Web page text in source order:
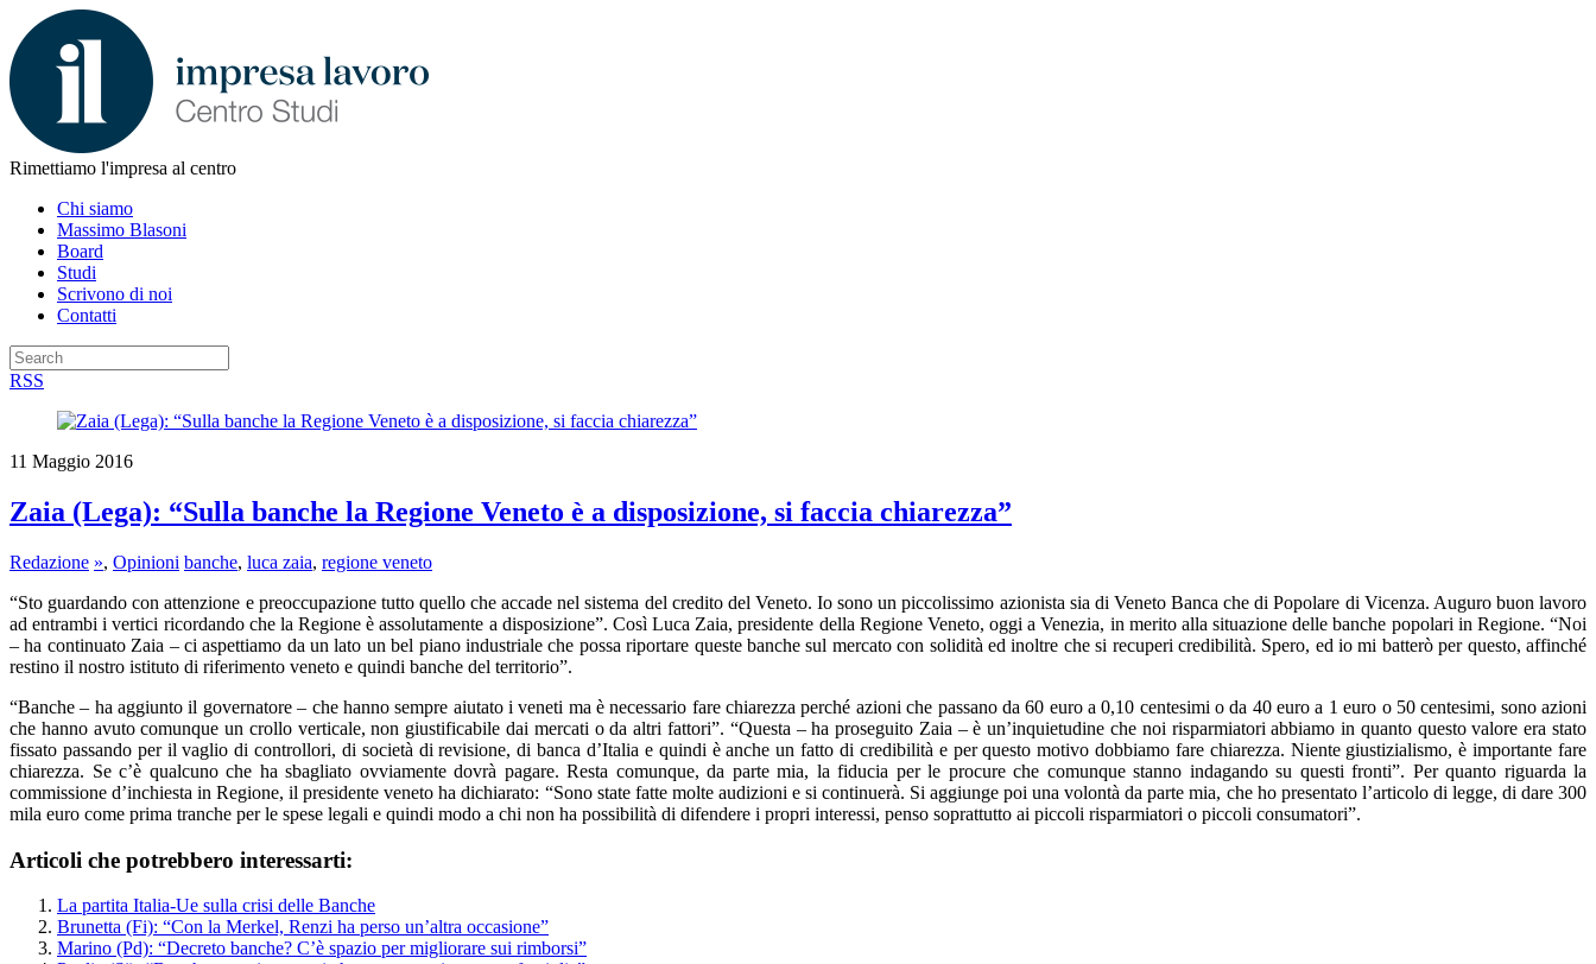
Rimettiamo l'impresa al centro
Chi siamo
Massimo Blasoni
Board
Studi
Scrivono di noi
Contatti
RSS
11 Maggio 2016
Zaia (Lega): “Sulla banche la Regione Veneto è a disposizione, si faccia chiarezza”
Redazione », Opinioni banche, luca zaia, regione veneto
“Sto guardando con attenzione e preoccupazione tutto quello che accade nel sistema del credito del Veneto. Io sono un piccolissimo azionista sia di Veneto Banca che di Popolare di Vicenza. Auguro buon lavoro
ad entrambi i vertici ricordando che la Regione è assolutamente a disposizione”. Così Luca Zaia, presidente della Regione Veneto, oggi a Venezia, in merito alla situazione delle banche popolari in Regione. “Noi
– ha continuato Zaia – ci aspettiamo da un lato un bel piano industriale che possa riportare queste banche sul mercato con solidità ed inoltre che si recuperi credibilità. Spero, ed io mi batterò per questo, affinché
restino il nostro istituto di riferimento veneto e quindi banche del territorio”.
“Banche – ha aggiunto il governatore – che hanno sempre aiutato i veneti ma è necessario fare chiarezza perché azioni che passano da 60 euro a 0,10 centesimi o da 40 euro a 1 euro o 50 centesimi, sono azioni
che hanno avuto comunque un crollo verticale, non giustificabile dai mercati o da altri fattori”. “Questa – ha proseguito Zaia – è un’inquietudine che noi risparmiatori abbiamo in quanto questo valore era stato
fissato passando per il vaglio di controllori, di società di revisione, di banca d’Italia e quindi è anche un fatto di credibilità e per questo motivo dobbiamo fare chiarezza. Niente giustizialismo, è importante fare
chiarezza. Se c’è qualcuno che ha sbagliato ovviamente dovrà pagare. Resta comunque, da parte mia, la fiducia per le procure che comunque stanno indagando su questi fronti”. Per quanto riguarda la
commissione d’inchiesta in Regione, il presidente veneto ha dichiarato: “Sono state fatte molte audizioni e si continuerà. Si aggiunge poi una volontà da parte mia, che ho presentato l’articolo di legge, di dare 300
mila euro come prima tranche per le spese legali e quindi modo a chi non ha possibilità di difendere i propri interessi, penso soprattutto ai piccoli risparmiatori o piccoli consumatori”.
Articoli che potrebbero interessarti:
La partita Italia-Ue sulla crisi delle Banche
Brunetta (Fi): “Con la Merkel, Renzi ha perso un’altra occasione”
Marino (Pd): “Decreto banche? C’è spazio per migliorare sui rimborsi”